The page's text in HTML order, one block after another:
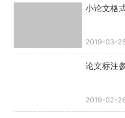
小论文格
2019-03-
论文标注
2019-02-